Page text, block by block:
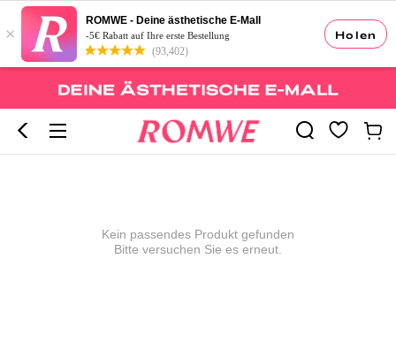
Holen
×
ROMWE - Deine ästhetische E-Mall
-5€ Rabatt auf Ihre erste Bestellung
(93,402)
Kein passendes Produkt gefunden
Bitte versuchen Sie es erneut.